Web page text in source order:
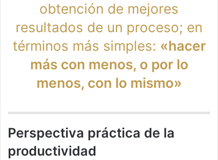
obtención de mejores
resultados de un proceso; en
términos más simples: «hacer
más con menos, o por lo
menos, con lo mismo»
Perspectiva práctica de la
productividad